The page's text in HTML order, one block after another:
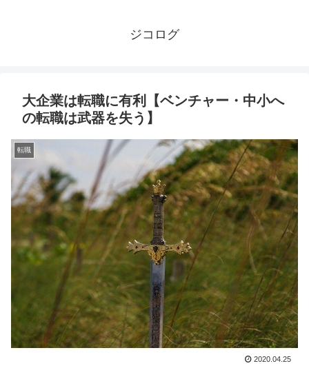
ジコログ
大企業は転職に有利【ベンチャー・中小へ
の転職は武器を失う】
転職
2020.04.25